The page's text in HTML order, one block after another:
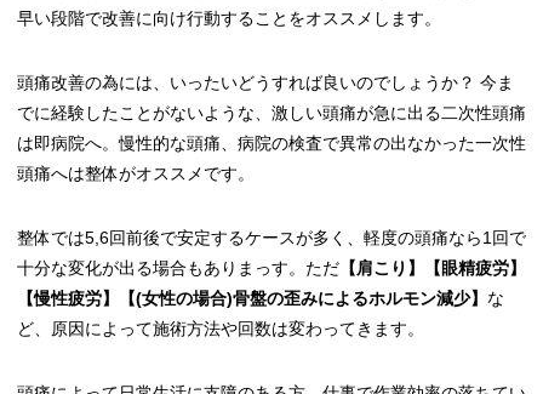
早い段階で改善に向け行動することをオススメします。
頭痛改善の為には、いったいどうすれば良いのでしょうか？ 今ま
でに経験したことがないような、激しい頭痛が急に出る二次性頭痛
は即病院へ。慢性的な頭痛、病院の検査で異常の出なかった一次性
頭痛へは整体がオススメです。
整体では5,6回前後で安定するケースが多く、軽度の頭痛なら1回で
十分な変化が出る場合もありまっす。ただ 【肩こり】【眼精疲労】
【慢性疲労】【(女性の場合)骨盤の歪みによるホルモン減少】 な
ど、原因によって施術方法や回数は変わってきます。